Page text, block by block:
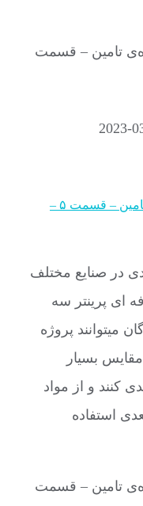
تامین – قسمت
2023-
پرینت سه بعدی و آینده‌ی زنجیره‌ی تامین – قسمت ۵ –
در صنایع مختلف
ای پرینتر سه
میتوانند پروژه
بسیار
کنند و از مواد
استفاده
تامین – قسمت